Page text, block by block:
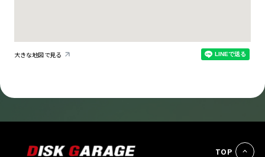
大きな地図で見る
TOP